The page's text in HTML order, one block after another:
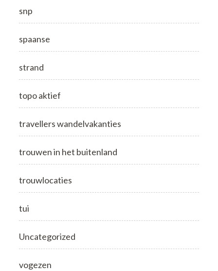
snp
spaanse
strand
topo aktief
travellers wandelvakanties
trouwen in het buitenland
trouwlocaties
tui
Uncategorized
vogezen